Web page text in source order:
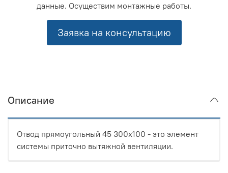
данные. Осуществим монтажные работы.
Заявка на консультацию
Описание
Отвод прямоугольный 45 300x100 - это элемент
системы приточно вытяжной вентиляции.